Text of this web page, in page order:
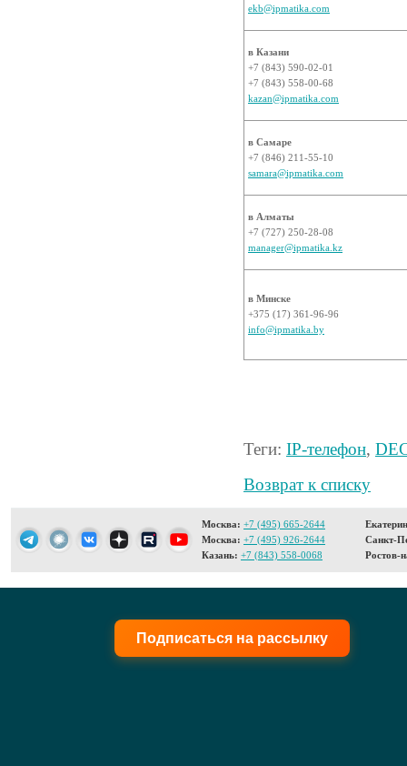
ekb@ipmatika.com
в Казани
+7 (843) 590-02-01
+7 (843) 558-00-68
kazan@ipmatika.com
в Самаре
+7 (846) 211-55-10
samara@ipmatika.com
в Алматы
+7 (727) 250-28-08
manager@ipmatika.kz
в Минске
+375 (17) 361-96-96
info@ipmatika.by
Теги: IP-телефон,
Возврат к списку
Москва: +7 (495) 665-2644
Москва: +7 (495) 926-2644
Казань: +7 (843) 558-0068
Санкт-
Ростов-
Подписаться на рассылку